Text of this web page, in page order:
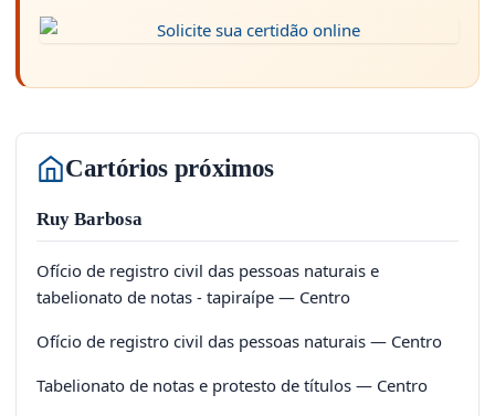
Cartórios próximos
Ruy Barbosa
Ofício de registro civil das pessoas naturais e
tabelionato de notas - tapiraípe — Centro
Ofício de registro civil das pessoas naturais — Centro
Tabelionato de notas e protesto de títulos — Centro